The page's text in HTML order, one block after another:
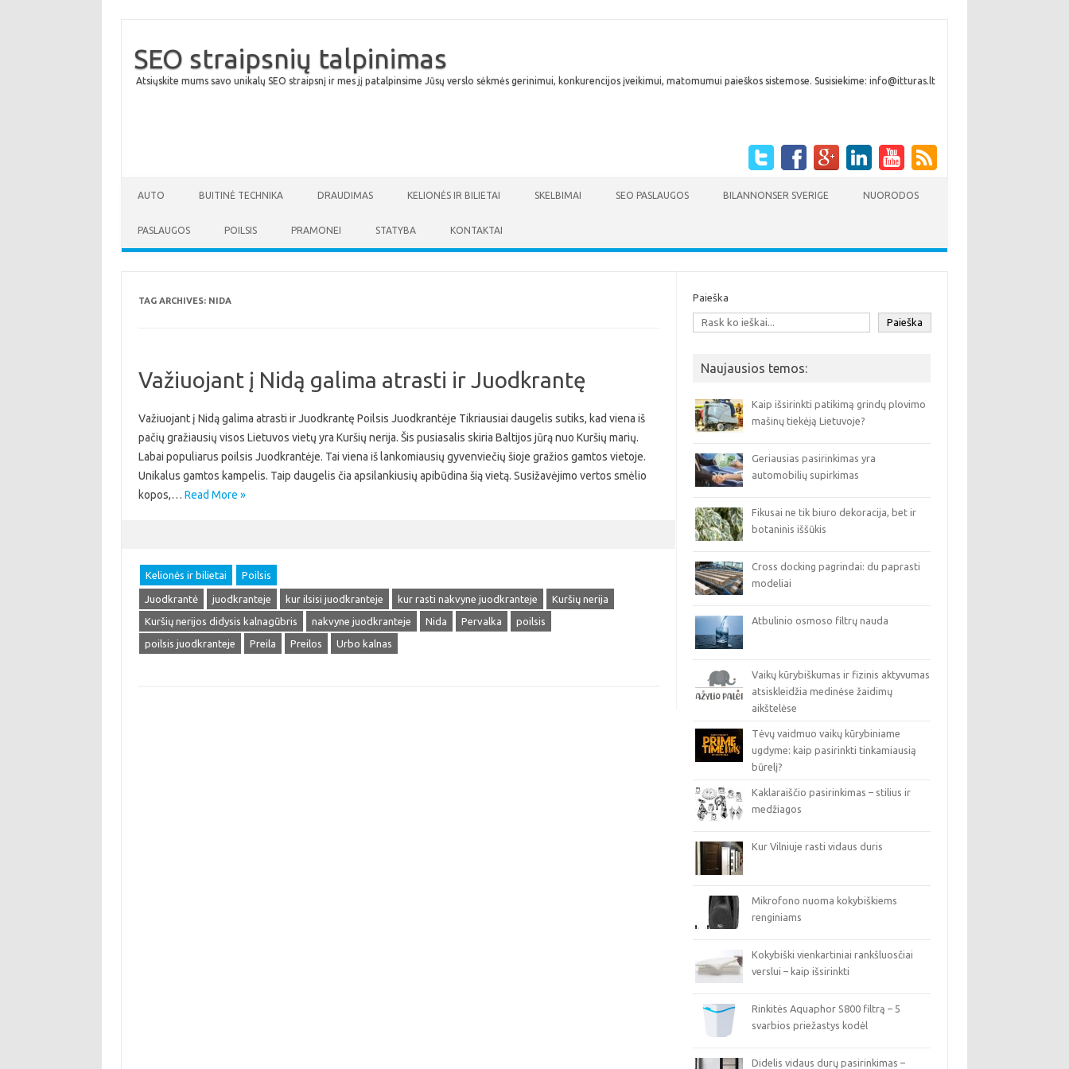
SEO straipsnių talpinimas
Atsiųskite mums savo unikalų SEO straipsnį ir mes jį patalpinsime Jūsų verslo sėkmės gerinimui, konkurencijos įveikimui, matomumui paieškos sistemose. Susisiekime: info@itturas.lt
AUTO BUITINĖ TECHNIKA DRAUDIMAS KELIONĖS IR BILIETAI SKELBIMAI SEO PASLAUGOS BILANNONSER SVERIGE NUORODOS
PASLAUGOS POILSIS PRAMONEI STATYBA KONTAKTAI
TAG ARCHIVES: NIDA
Važiuojant į Nidą galima atrasti ir Juodkrantę
Važiuojant į Nidą galima atrasti ir Juodkrantę Poilsis Juodkrantėje Tikriausiai daugelis sutiks, kad viena iš
pačių gražiausių visos Lietuvos vietų yra Kuršių nerija. Šis pusiasalis skiria Baltijos jūrą nuo Kuršių marių.
Labai populiarus poilsis Juodkrantėje. Tai viena iš lankomiausių gyvenviečių šioje gražios gamtos vietoje.
Unikalus gamtos kampelis. Taip daugelis čia apsilankiusių apibūdina šią vietą. Susižavėjimo vertos smėlio
kopos,… Read More »
Kelionės ir bilietai Poilsis
Juodkrantė juodkranteje kur ilsisi juodkranteje kur rasti nakvyne juodkranteje
Kuršių nerija
Kuršių nerijos didysis kalnagūbris
nakvyne juodkranteje Nida Pervalka
poilsis
poilsis juodkranteje
Preila Preilos Urbo kalnas
Paieška
Paieška
Naujausios temos:
Kaip išsirinkti patikimą grindų plovimo
mašinų tiekėją Lietuvoje?
Geriausias pasirinkimas yra
automobilių supirkimas
Fikusai ne tik biuro dekoracija, bet ir
botaninis iššūkis
Cross docking pagrindai: du paprasti
modeliai
Atbulinio osmoso filtrų nauda
Vaikų kūrybiškumas ir fizinis aktyvumas
atsiskleidžia medinėse žaidimų
aikštelėse
Tėvų vaidmuo vaikų kūrybiniame
ugdyme: kaip pasirinkti tinkamiausią
būrelį?
Kaklaraiščio pasirinkimas – stilius ir
medžiagos
Kur Vilniuje rasti vidaus duris
Mikrofono nuoma kokybiškiems
renginiams
Kokybiški vienkartiniai rankšluosčiai
verslui – kaip išsirinkti
Rinkitės Aquaphor S800 filtrą – 5
svarbios priežastys kodėl
Didelis vidaus durų pasirinkimas –